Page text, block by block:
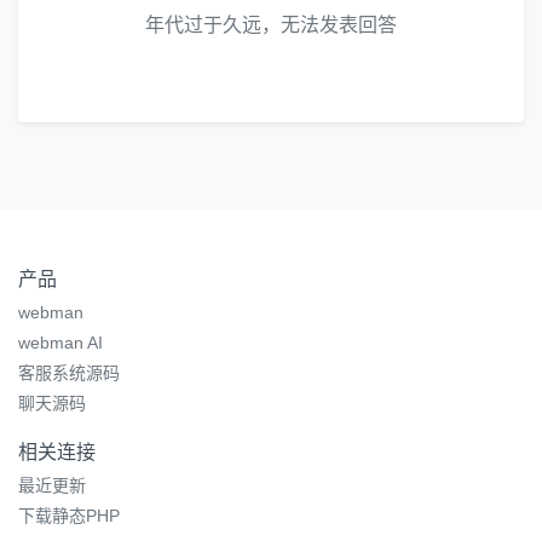
年代过于久远，无法发表回答
产品
webman
webman AI
客服系统源码
聊天源码
相关连接
最近更新
下载静态PHP